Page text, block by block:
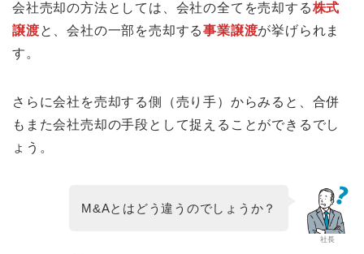
会社売却の方法としては、会社の全てを売却する株式
譲渡と、会社の一部を売却する事業譲渡が挙げられま
す。
さらに会社を売却する側（売り手）からみると、合併
もまた会社売却の手段として捉えることができるでし
ょう。
社長
M&Aとはどう違うのでしょうか？